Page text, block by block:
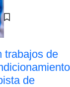
trabajos de
de